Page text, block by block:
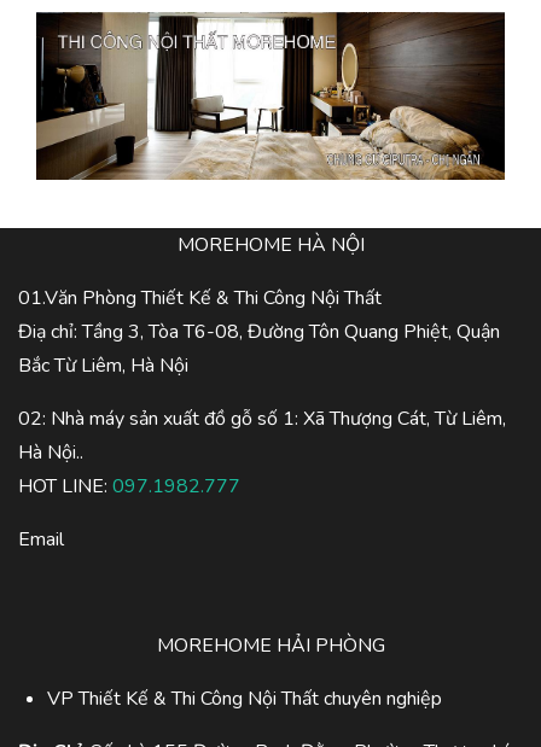
MOREHOME HÀ NỘI
01.Văn Phòng Thiết Kế & Thi Công Nội Thất
Điạ chỉ: Tầng 3, Tòa T6-08, Đường Tôn Quang Phiệt, Quận
Bắc Từ Liêm, Hà Nội
02: Nhà máy sản xuất đồ gỗ số 1: Xã Thượng Cát, Từ Liêm,
Hà Nội..
HOT LINE: 097.1982.777
Email
MOREHOME HẢI PHÒNG
VP Thiết Kế & Thi Công Nội Thất chuyên nghiệp